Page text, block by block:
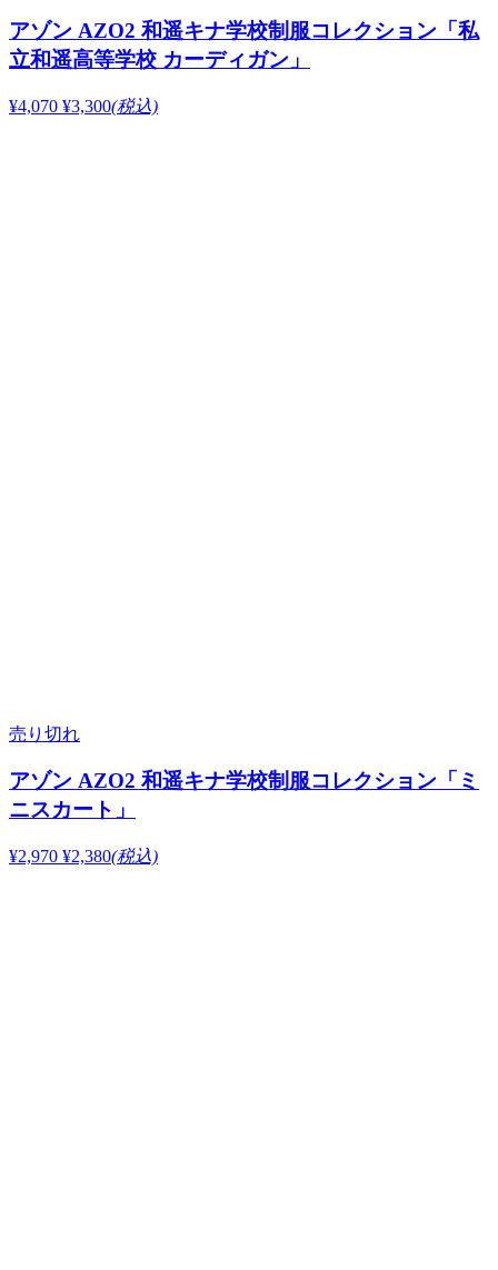
アゾン AZO2 和遥キナ学校制服コレクション「私
立和遥高等学校 カーディガン」
¥4,070 ¥3,300(税込)
売り切れ
アゾン AZO2 和遥キナ学校制服コレクション「ミ
ニスカート」
¥2,970 ¥2,380(税込)